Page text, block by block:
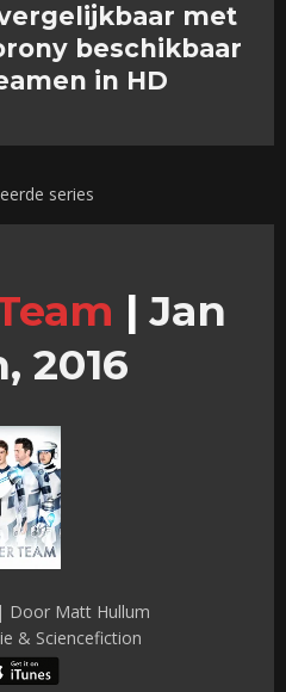
met
beschikbaar
in HD
series
| Jan
2016
Door Matt Hullum
& Sciencefiction